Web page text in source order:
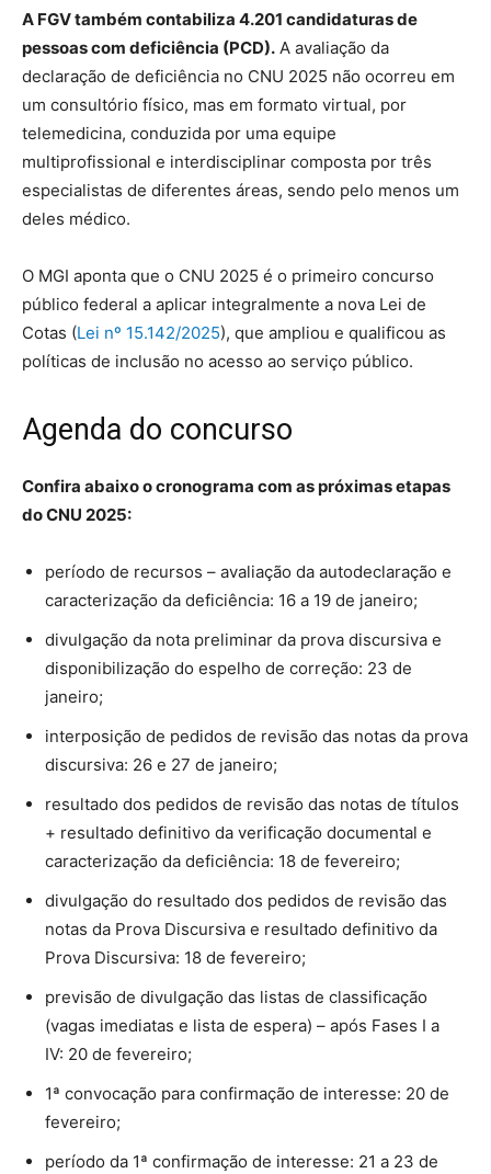
A FGV também contabiliza 4.201 candidaturas de
pessoas com deficiência (PCD). A avaliação da
declaração de deficiência no CNU 2025 não ocorreu em
um consultório físico, mas em formato virtual, por
telemedicina, conduzida por uma equipe
multiprofissional e interdisciplinar composta por três
especialistas de diferentes áreas, sendo pelo menos um
deles médico.
O MGI aponta que o CNU 2025 é o primeiro concurso
público federal a aplicar integralmente a nova Lei de
Cotas (Lei nº 15.142/2025), que ampliou e qualificou as
políticas de inclusão no acesso ao serviço público.
Agenda do concurso
Confira abaixo o cronograma com as próximas etapas
do CNU 2025:
período de recursos – avaliação da autodeclaração e
caracterização da deficiência: 16 a 19 de janeiro;
divulgação da nota preliminar da prova discursiva e
disponibilização do espelho de correção: 23 de
janeiro;
interposição de pedidos de revisão das notas da prova
discursiva: 26 e 27 de janeiro;
resultado dos pedidos de revisão das notas de títulos
+ resultado definitivo da verificação documental e
caracterização da deficiência: 18 de fevereiro;
divulgação do resultado dos pedidos de revisão das
notas da Prova Discursiva e resultado definitivo da
Prova Discursiva: 18 de fevereiro;
previsão de divulgação das listas de classificação
(vagas imediatas e lista de espera) – após Fases I a
IV: 20 de fevereiro;
1ª convocação para confirmação de interesse: 20 de
fevereiro;
período da 1ª confirmação de interesse: 21 a 23 de